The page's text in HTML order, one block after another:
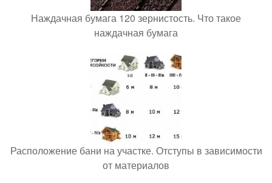
Наждачная бумага 120 зернистость. Что такое
наждачная бумага
Расположение бани на участке. Отступы в зависимости
от материалов